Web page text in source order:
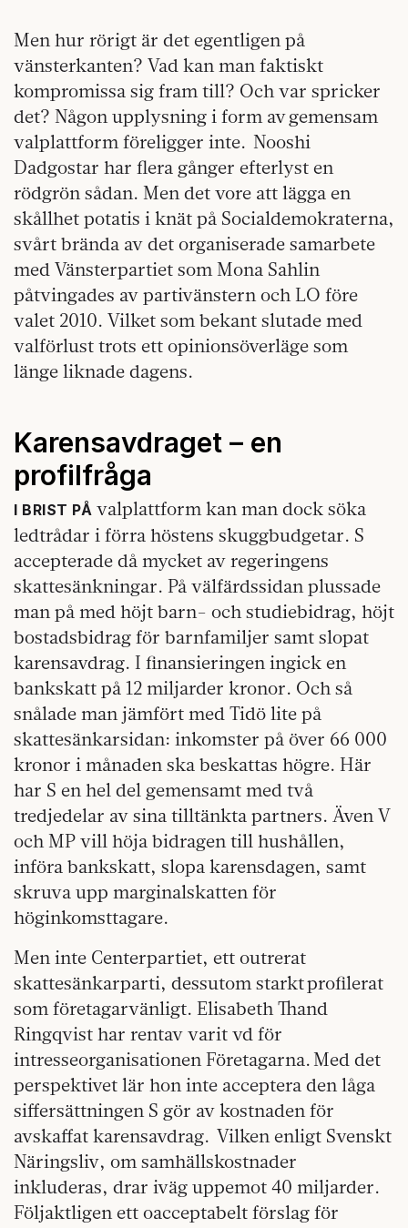
Men hur rörigt är det egentligen på
vänsterkanten? Vad kan man faktiskt
kompromissa sig fram till? Och var spricker
det? Någon upplysning i form av gemensam
valplattform föreligger inte. Nooshi
Dadgostar har flera gånger efterlyst en
rödgrön sådan. Men det vore att lägga en
skållhet potatis i knät på Socialdemokraterna,
svårt brända av det organiserade samarbete
med Vänsterpartiet som Mona Sahlin
påtvingades av partivänstern och LO före
valet 2010. Vilket som bekant slutade med
valförlust trots ett opinionsöverläge som
länge liknade dagens.
Karensavdraget – en
profilfråga
I BRIST PÅ valplattform kan man dock söka
ledtrådar i förra höstens skuggbudgetar. S
accepterade då mycket av regeringens
skattesänkningar. På välfärdssidan plussade
man på med höjt barn- och studiebidrag, höjt
bostadsbidrag för barnfamiljer samt slopat
karensavdrag. I finansieringen ingick en
bankskatt på 12 miljarder kronor. Och så
snålade man jämfört med Tidö lite på
skattesänkarsidan: inkomster på över 66 000
kronor i månaden ska beskattas högre. Här
har S en hel del gemensamt med två
tredjedelar av sina tilltänkta partners. Även V
och MP vill höja bidragen till hushållen,
införa bankskatt, slopa karensdagen, samt
skruva upp marginalskatten för
höginkomsttagare.
Men inte Centerpartiet, ett outrerat
skattesänkarparti, dessutom starkt profilerat
som företagarvänligt. Elisabeth Thand
Ringqvist har rentav varit vd för
intresseorganisationen Företagarna. Med det
perspektivet lär hon inte acceptera den låga
siffersättningen S gör av kostnaden för
avskaffat karensavdrag. Vilken enligt Svenskt
Näringsliv, om samhällskostnader
inkluderas, drar iväg uppemot 40 miljarder.
Följaktligen ett oacceptabelt förslag för